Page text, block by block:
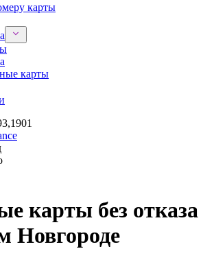
карты
карты
карты без отказа
Новгороде